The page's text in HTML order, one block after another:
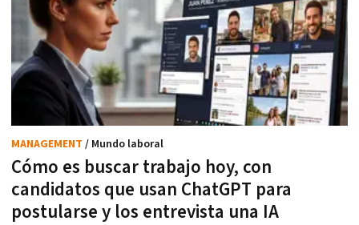
Cómo es buscar trabajo hoy, con
candidatos que usan ChatGPT para
postularse y los entrevista una IA
MANAGEMENT / Mundo laboral